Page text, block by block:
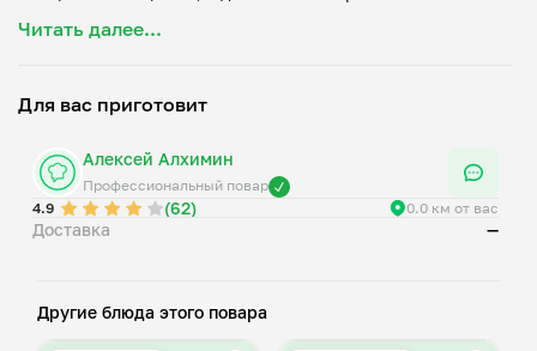
Читать далее...
Для вас приготовит
Алексей Алхимин
Профессиональный повар
4.9
(62) 0.0 км от вас
Доставка —
Другие блюда этого повара